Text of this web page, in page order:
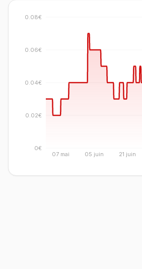
07 mai 05 juin 21 juin
0€
0.02€
0.04€
0.06€
0.08€